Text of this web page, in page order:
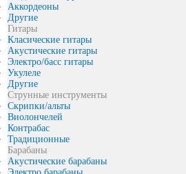
Аккордеоны
Другие
Гитары
Класические гитары
Акустические гитары
Электро/басс гитары
Укулеле
Другие
Струнные инструменты
Скрипки/альты
Виолончелей
Контрабас
Традиционные
Барабаны
Акустические барабаны